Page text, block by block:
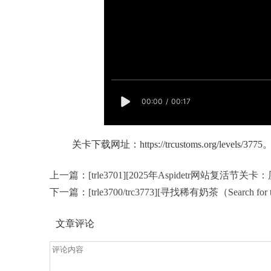
关卡下载网址： https://trcustoms.org/levels/3775
上一篇： [trle3701][2025年Aspidetr网站复活节关卡
下一篇： [trle3700/trc3773][寻找稀有奶茶（Search
文章评论